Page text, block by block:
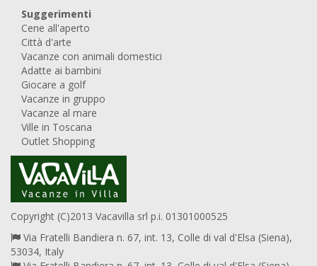
Suggerimenti
Cene all'aperto
Città d'arte
Vacanze con animali domestici
Adatte ai bambini
Giocare a golf
Vacanze in gruppo
Vacanze al mare
Ville in Toscana
Outlet Shopping
Copyright (C)2013 Vacavilla srl p.i. 01301000525
Via Fratelli Bandiera n. 67, int. 13, Colle di val d'Elsa (Siena),
53034, Italy